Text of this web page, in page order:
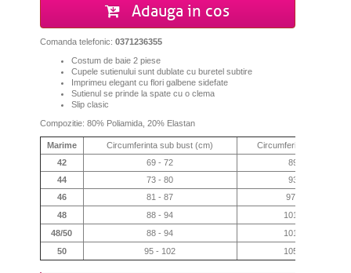
Adauga in cos
Comanda telefonic: 0371236355
Costum de baie 2 piese
Cupele sutienului sunt dublate cu buretel subtire
Imprimeu elegant cu flori galbene sidefate
Sutienul se prinde la spate cu o clema
Slip clasic
Compozitie: 80% Poliamida, 20% Elastan
Marime Circumferinta sub bust (cm)
Circumferinta bust (cm)
42
69 - 72
89 - 92
44
73 - 80
93 - 96
46
81 - 87
97 - 100
48
88 - 94
101 - 104
48/50
88 - 94
101 - 104
50
95 - 102 105 - 108